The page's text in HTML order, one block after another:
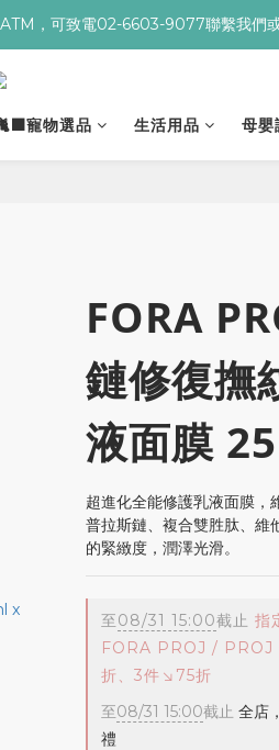
９贈▸零油光UV防曬乳 ➌滿３２９９
，可致電02-6603-9077聯繫我們或
贈▸零油光UV防曬乳 ➌滿３２９９贈
寵物選品 生活用品 母嬰
FORA
鏈修復撫
液面膜
超進化全能修護乳液面膜，
普拉斯鏈、複合雙胜肽、維
的緊緻度，潤澤光滑。
至08/31 15:00截止 指
FORA PROJ /
折、3件↘75折
至08/31 15:00截止 全店
禮